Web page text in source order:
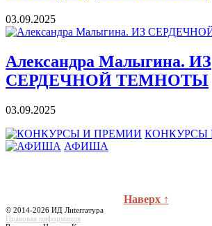
03.09.2025
Александра Малыгина. ИЗ
СЕРДЕЧНОЙ ТЕМНОТЫ
03.09.2025
КОНКУРСЫ
АФИША
Наверх ↑
© 2014-2026 ИД Лиterraтура
Правовая информация